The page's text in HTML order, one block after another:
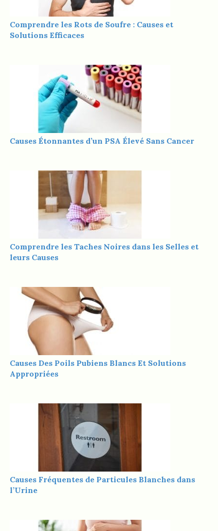
Comprendre les Rots de Soufre : Causes et
Solutions Efficaces
Causes Étonnantes d’un PSA Élevé Sans Cancer
Comprendre les Taches Noires dans les Selles et
leurs Causes
Causes Des Poils Pubiens Blancs Et Solutions
Appropriées
Causes Fréquentes de Particules Blanches dans
l’Urine